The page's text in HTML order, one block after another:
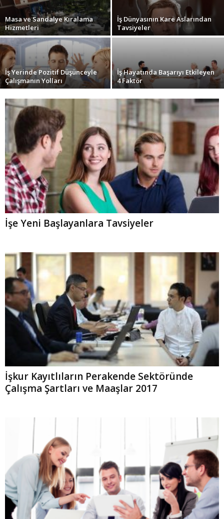
Masa ve Sandalye Kiralama
Hizmetleri
İş Dünyasının Kare Aslarından
Tavsiyeler
İş Yerinde Pozitif Düşünceyle
Çalışmanın Yolları
İş Hayatında Başarıyı Etkileyen
4 Faktör
İşe Yeni Başlayanlara Tavsiyeler
İşkur Kayıtlıların Perakende Sektöründe
Çalışma Şartları ve Maaşlar 2017